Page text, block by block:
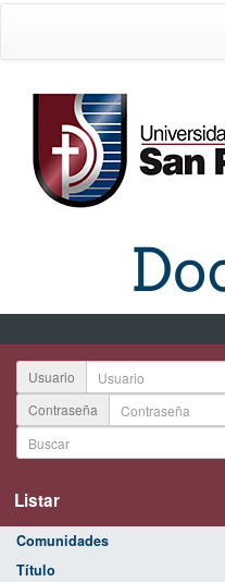
Usuario
Contraseña
Listar
Comunidades
Título